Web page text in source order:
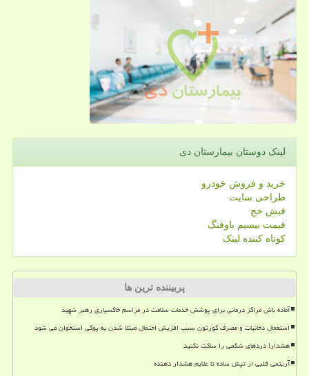
لینک دوستان بیمارستان دی
خرید و فروش خودرو
طراحی سایت
فیش حج
قیمت بیسیم باوفنگ
کوتاه کننده لینک
پربیننده ترین ها
آماده باش مراکز درمانی برای پوشش خدمات سلامت در مراسم خاکسپاری رهبر شهید
استعمال دخانیات و مصرف کورتون سبب افزیش احتمال مبتلا شدن به پوکی استخوان می شود
هشدار! دردهای شکمی را ساکت نکنید
آریتمی قلبی از تپش ساده تا علایم هشدار دهنده